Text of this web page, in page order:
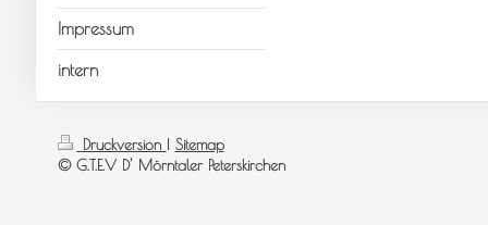
Impressum
intern
Druckversion
Sitemap
© G.T.E.V D' Mörntaler Peterskirchen